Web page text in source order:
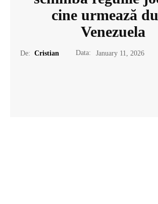
cine urmează
Venezuela
De: Cristian Data: January 11, 2026